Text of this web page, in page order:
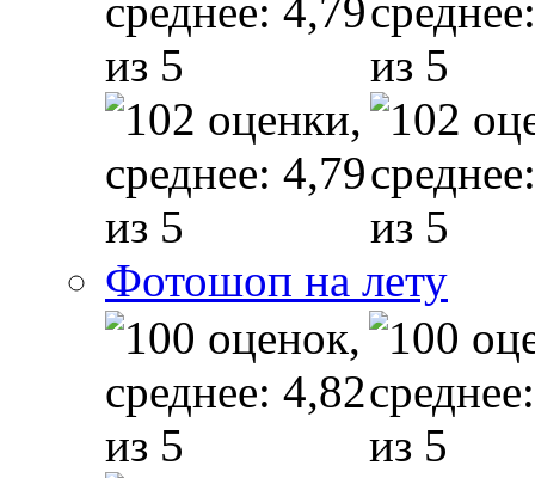
Фотошоп на лету